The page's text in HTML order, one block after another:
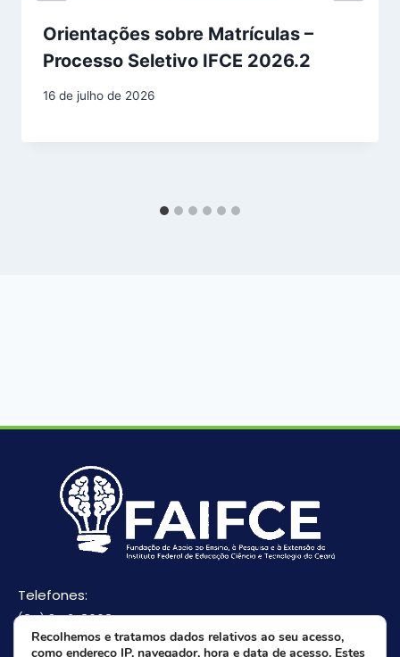
Orientações sobre Matrículas –
Processo Seletivo IFCE 2026.2
16 de julho de 2026
Telefones:
(85) 3512-8668
(85) 9 8165-0582(Whatsapp)
Recolhemos e tratamos dados relativos ao seu acesso,
como endereço IP, navegador, hora e data de acesso. Estes